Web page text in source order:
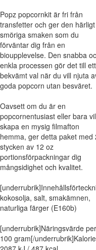
Popz popcornkit är fri från
transfetter och ger den härligt
smöriga smaken som du
förväntar dig från en
bioupplevelse. Den snabba
enkla processen gör det till ett
bekvämt val när du vill njuta
goda popcorn utan besväret.
Oavsett om du är en
popcornentusiast eller bara
skapa en mysig filmafton
hemma, ger detta paket med
stycken av 12 oz
portionsförpackningar dig
mångsidighet och kvalitet.
kokosolja, salt, smakämnen,
naturliga färger (E160b)
[underrubrik]Näringsvärde per
100 gram[/